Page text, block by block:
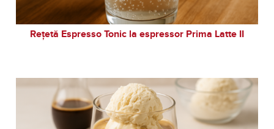
Rețetă Espresso Tonic la espressor Prima Latte II